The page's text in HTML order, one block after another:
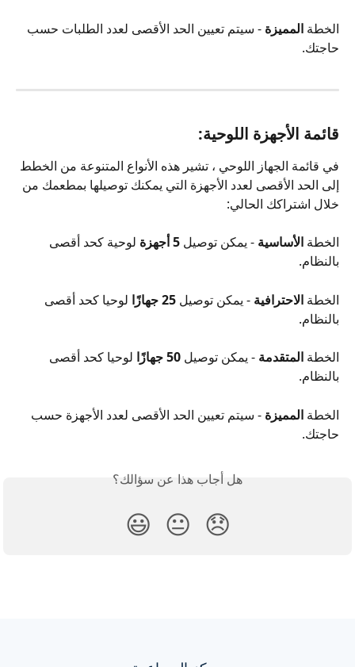
الخطة المميزة - سيتم تعيين الحد الأقصى لعدد الطلبات حسب
حاجتك.
قائمة الأجهزة اللوحية:
في قائمة الجهاز اللوحي ، تشير هذه الأنواع المتنوعة من الخطط
إلى الحد الأقصى لعدد الأجهزة التي يمكنك توصيلها بمطعمك من
خلال اشتراكك الحالي:
الخطة الأساسية - يمكن توصيل 5 أجهزة
لوحية كحد أقصى
بالنظام.
الخطة الاحترافية - يمكن توصيل 25 جهازًا
لوحيا كحد أقصى
بالنظام.
الخطة المتقدمة - يمكن توصيل 50 جهازًا
لوحيا كحد أقصى
بالنظام.
الخطة المميزة - سيتم تعيين الحد الأقصى لعدد الأجهزة حسب
حاجتك.
هل أجاب هذا عن سؤالك؟
😞
😐
😃